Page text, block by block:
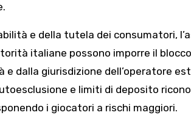
e della tutela dei consumatori,
italiane possono imporre il
e dalla giurisdizione dell’operatore
e limiti di deposito
i giocatori a rischi maggiori.